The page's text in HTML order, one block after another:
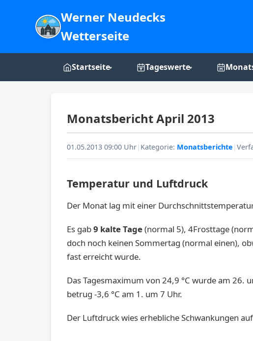
Werner Neudecks
Wetterseite
Startseite
Webcam
Tageswerte
Monatsbericht April 2013
01.05.2013 09:00 Uhr| Kategorie: Monatsberichte |
Temperatur und Luftdruck
Der Monat lag mit einer
Es gab9 kalte Tage(normal 5), 4Frosttage
doch noch keinen Sommertag (normal einen),
fast erreicht wurde.
Das Tagesmaximum von 24,9 °C wurde am
betrug -3,6 °C am 1. um 7 Uhr.
Der Luftdruck wies erhebliche Schwankungen